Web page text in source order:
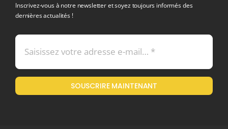
Mentions légales
Politique en matière de remboursements et de retours
Inscrivez-vous à notre newsletter et soyez toujours informés des
dernières actualités !
SOUSCRIRE MAINTENANT